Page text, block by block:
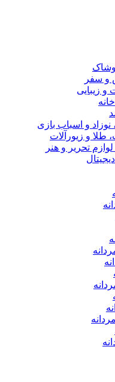
و سفر
و زیبایی
و اسباب بازی
طلا و زیورآلات
تحریر و هنر